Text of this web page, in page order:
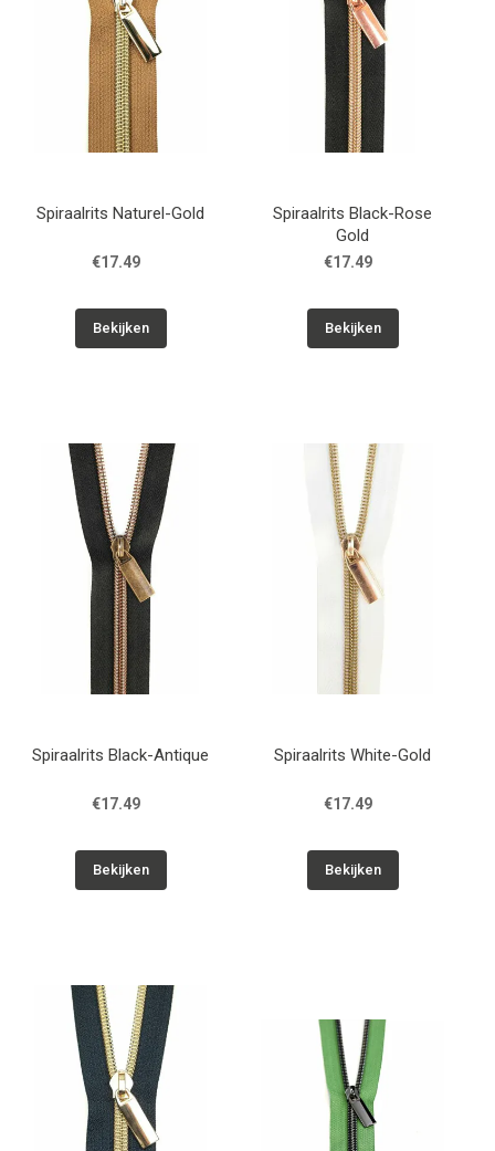
Spiraalrits Naturel-Gold
€17.49
Bekijken
Spiraalrits Black-Rose
Gold
€17.49
Bekijken
Spiraalrits Black-Antique
€17.49
Bekijken
Spiraalrits White-Gold
€17.49
Bekijken